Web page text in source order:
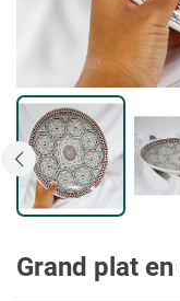
Grand plat